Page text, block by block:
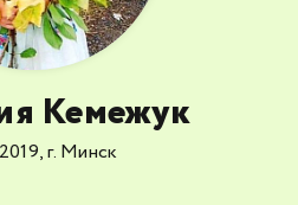
Кемежук
г. Минск